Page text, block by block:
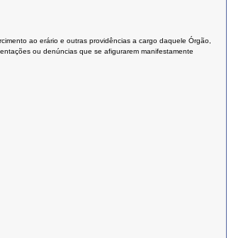
ao erário e outras providências a cargo daquele Órgão,
ou denúncias que se afigurarem manifestamente